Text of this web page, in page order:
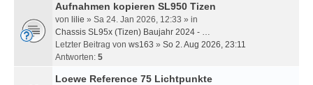
Aufnahmen kopieren SL950 Tizen
von lilie » Sa 24. Jan 2026, 12:33 » in
Chassis SL95x (Tizen) Baujahr 2024 - …
Letzter Beitrag von ws163 » So 2. Aug 2026, 23:11
Antworten: 5
Loewe Reference 75 Lichtpunkte